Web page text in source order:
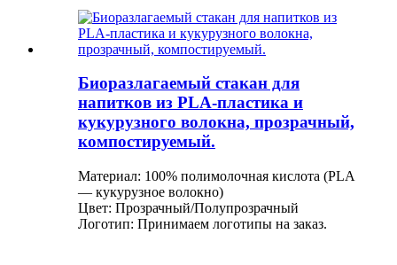
Биоразлагаемый стакан для
напитков из PLA-пластика и
кукурузного волокна, прозрачный,
компостируемый.
Материал: 100% полимолочная кислота (PLA
— кукурузное волокно)
Цвет: Прозрачный/Полупрозрачный
Логотип: Принимаем логотипы на заказ.